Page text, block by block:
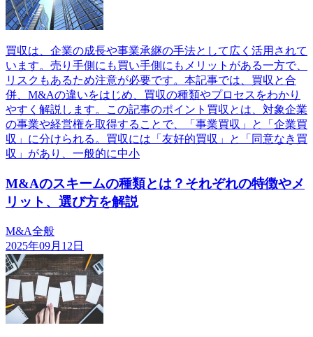
買収は、企業の成長や事業承継の手法として広く活用されて
います。売り手側にも買い手側にもメリットがある一方で、
リスクもあるため注意が必要です。本記事では、買収と合
併、M&Aの違いをはじめ、買収の種類やプロセスをわかり
やすく解説します。この記事のポイント買収とは、対象企業
の事業や経営権を取得することで、「事業買収」と「企業買
収」に分けられる。買収には「友好的買収」と「同意なき買
収」があり、一般的に中小
M&Aのスキームの種類とは？それぞれの特徴やメ
リット、選び方を解説
M&A全般
2025年09月12日